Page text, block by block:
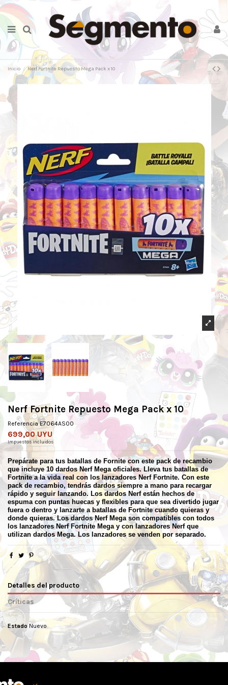
Inicio Nerf Fortnite Repuesto Mega Pack x 10
Nerf Fortnite Repuesto Mega Pack x 10
Referencia E7064AS00
699,00 UYU
Impuestos incluidos
Prepárate para tus batallas de Fornite con este pack de recambio
que incluye 10 dardos Nerf Mega oficiales. Lleva tus batallas de
Fortnite a la vida real con los lanzadores Nerf Fortnite. Con este
pack de recambio, tendrás dardos siempre a mano para recargar
rápido y seguir lanzando. Los dardos Nerf están hechos de
espuma con puntas huecas y flexibles para que sea divertido jugar
fuera o dentro y lanzarte a batallas de Fortnite cuando quieras y
donde quieras. Los dardos Nerf Mega son compatibles con todos
los lanzadores Nerf Fortnite Mega y con lanzadores Nerf que
utilizan dardos Mega. Los lanzadores se venden por separado.
Detalles del producto
Críticas
Estado Nuevo
No reviews